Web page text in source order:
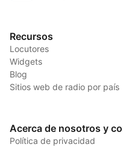
Recursos
Locutores
Widgets
Blog
Sitios web de radio por país
Acerca de nosotros y
Política de privacidad